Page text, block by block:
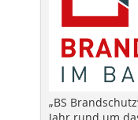
„BS